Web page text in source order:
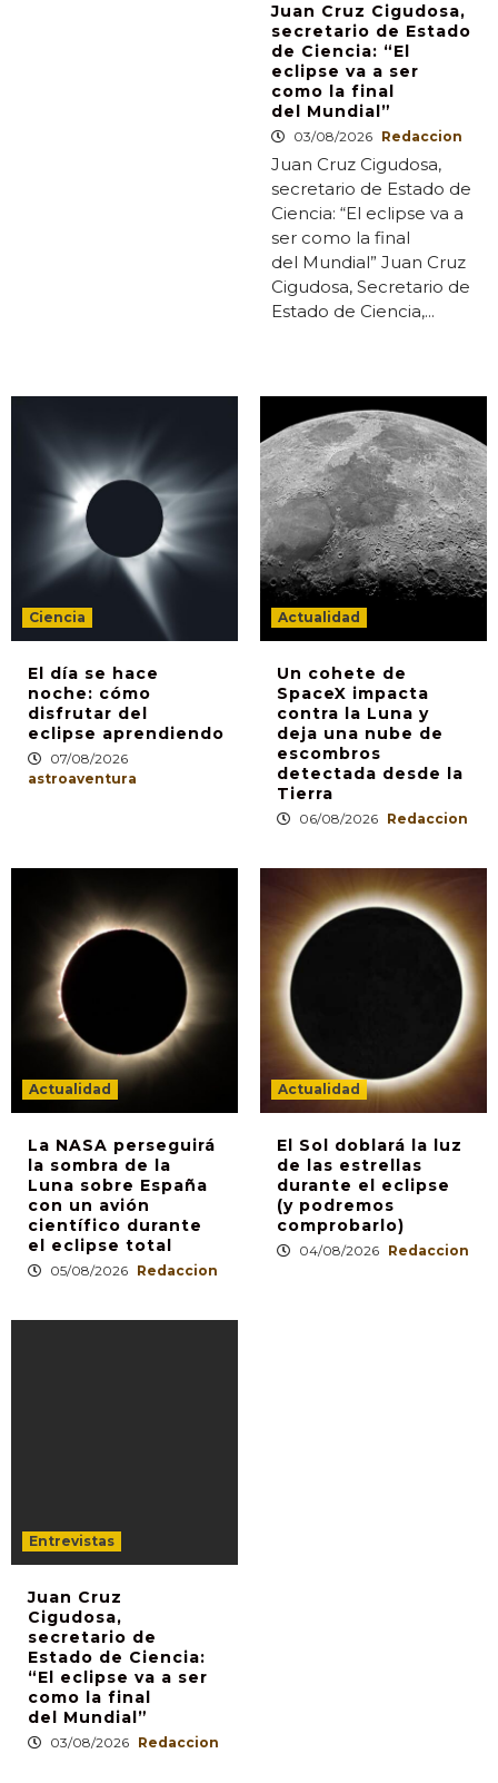
Juan Cruz Cigudosa,
secretario de Estado
de Ciencia: “El
eclipse va a ser
como la final
del Mundial”
03/08/2026 Redaccion
Juan Cruz Cigudosa,
secretario de Estado de
Ciencia: “El eclipse va a
ser como la final
del Mundial” Juan Cruz
Cigudosa, Secretario de
Estado de Ciencia,...
Ciencia
El día se hace
noche: cómo
disfrutar del
eclipse aprendiendo
07/08/2026
astroaventura
Actualidad
Un cohete de
SpaceX impacta
contra la Luna y
deja una nube de
escombros
detectada desde la
Tierra
06/08/2026 Redaccion
Actualidad
La NASA perseguirá
la sombra de la
Luna sobre España
con un avión
científico durante
el eclipse total
05/08/2026 Redaccion
Actualidad
El Sol doblará la luz
de las estrellas
durante el eclipse
(y podremos
comprobarlo)
04/08/2026 Redaccion
Entrevistas
Juan Cruz
Cigudosa,
secretario de
Estado de Ciencia:
“El eclipse va a ser
como la final
del Mundial”
03/08/2026 Redaccion